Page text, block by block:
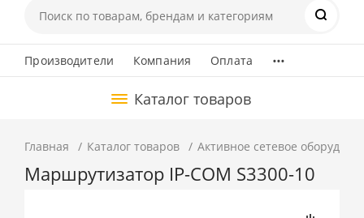
Производители Компания Оплата ...
Каталог товаров
Главная Каталог товаров Активное сетевое
Маршрутизатор IP-COM S3300-10